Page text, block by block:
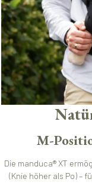
M-
Die manduca® XT
(Knie höher als Po) –